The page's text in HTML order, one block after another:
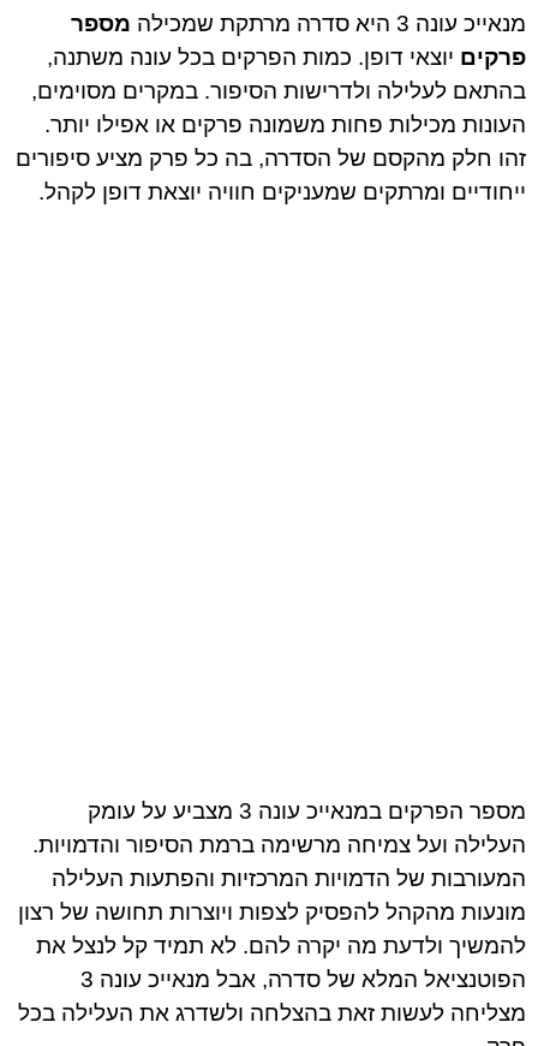
מנאייכ עונה 3 היא סדרה מרתקת שמכילה
מספר
פרקים יוצאי דופן. כמות הפרקים בכל עונה משתנה,
בהתאם לעלילה ולדרישות הסיפור. במקרים מסוימים,
העונות מכילות פחות משמונה פרקים או אפילו יותר.
זהו חלק מהקסם של הסדרה, בה כל פרק מציע סיפורים
ייחודיים ומרתקים שמעניקים חוויה יוצאת דופן לקהל.
מספר הפרקים במנאייכ עונה 3 מצביע על עומק
העלילה ועל צמיחה מרשימה ברמת הסיפור והדמויות.
המעורבות של הדמויות המרכזיות והפתעות העלילה
מונעות מהקהל להפסיק לצפות ויוצרות תחושה של רצון
להמשיך ולדעת מה יקרה להם. לא תמיד קל לנצל את
הפוטנציאל המלא של סדרה, אבל מנאייכ עונה 3
מצליחה לעשות זאת בהצלחה ולשדרג את העלילה בכל